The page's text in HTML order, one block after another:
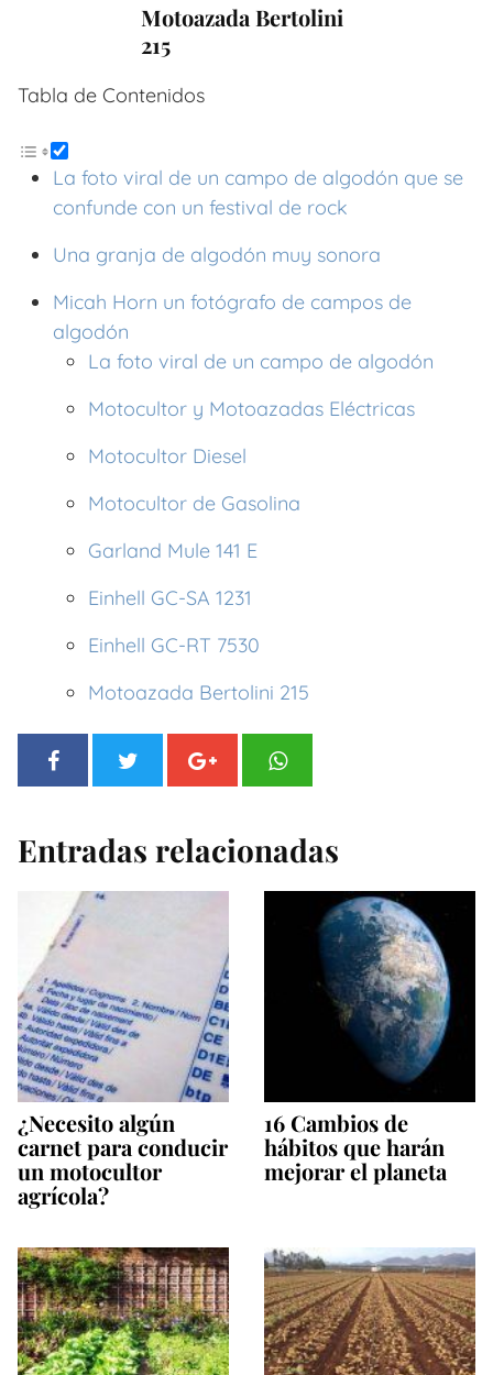
Motoazada Bertolini
215
Tabla de Contenidos
La foto viral de un campo de algodón que se
confunde con un festival de rock
Una granja de algodón muy sonora
Micah Horn un fotógrafo de campos de
algodón
La foto viral de un campo de algodón
Motocultor y Motoazadas Eléctricas
Motocultor Diesel
Motocultor de Gasolina
Garland Mule 141 E
Einhell GC-SA 1231
Einhell GC-RT 7530
Motoazada Bertolini 215
Entradas relacionadas
¿Necesito algún
carnet para conducir
un motocultor
agrícola?
16 Cambios de
hábitos que harán
mejorar el planeta